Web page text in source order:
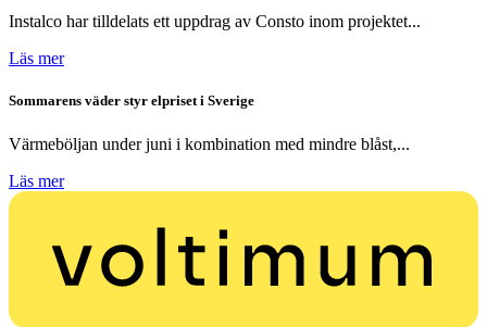
Instalco har tilldelats ett uppdrag av Consto inom projektet...
Läs mer
Sommarens väder styr elpriset i Sverige
Värmeböljan under juni i kombination med mindre blåst,...
Läs mer